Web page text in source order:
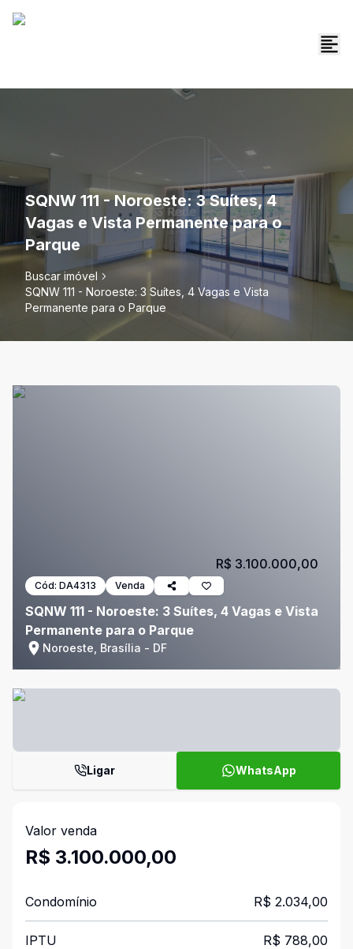
SQNW 111 - Noroeste: 3 Suítes, 4
Vagas e Vista Permanente para o
Parque
Buscar imóvel
SQNW 111 - Noroeste: 3 Suítes, 4 Vagas e Vista
Permanente para o Parque
Cód: DA4313 Venda
SQNW 111 - Noroeste: 3 Suítes, 4 Vagas e Vista
Permanente para o Parque
Noroeste, Brasília - DF
R$ 3.100.000,00
Ligar WhatsApp
Valor venda
R$ 3.100.000,00
Condomínio R$ 2.034,00
IPTU R$ 788,00